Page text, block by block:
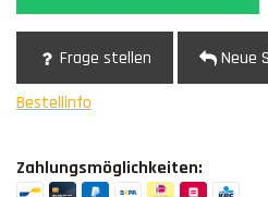
Frage stellen
Neue
Bestellinfo
Zahlungsmöglichkeiten: